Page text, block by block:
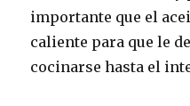
importante que el
caliente para que le
cocinarse hasta el